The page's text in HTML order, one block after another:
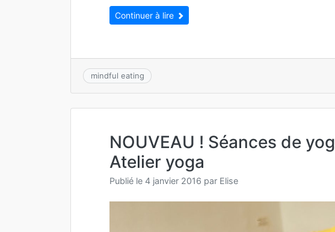
Continuer à lire
mindful eating
NOUVEAU ! Séances de
Atelier yoga
Publié le 4 janvier 2016 par Elise